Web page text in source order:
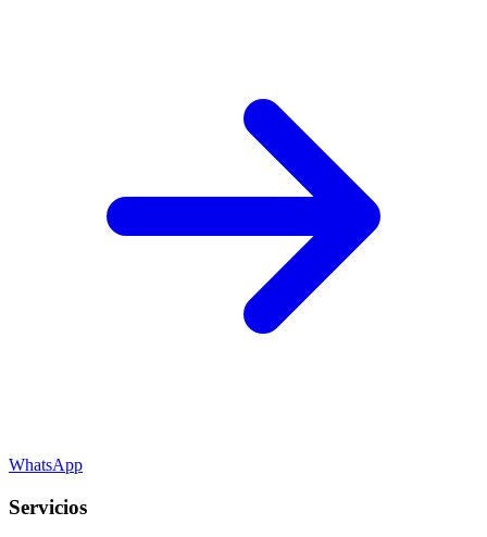
WhatsApp
Servicios